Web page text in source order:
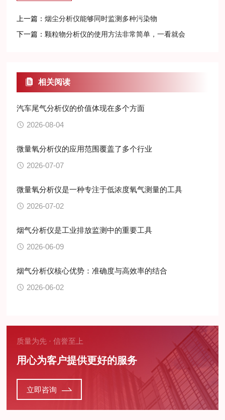
上一篇：烟尘分析仪能够同时监测多种污染物
下一篇：颗粒物分析仪的使用方法非常简单，一看就会
相关阅读
汽车尾气分析仪的价值体现在多个方面
2026-08-04
微量氧分析仪的应用范围覆盖了多个行业
2026-07-07
微量氧分析仪是一种专注于低浓度氧气测量的工具
2026-07-02
烟气分析仪是工业排放监测中的重要工具
2026-06-09
烟气分析仪核心优势：准确度与高效率的结合
2026-06-02
质量为先 · 信誉至上
用心为客户提供更好的服务
立即咨询